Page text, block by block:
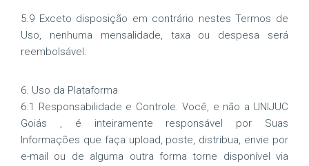
5.9 Exceto disposição em contrário nestes Termos de
Uso, nenhuma mensalidade, taxa ou despesa será
reembolsável.
6. Uso da Plataforma
6.1 Responsabilidade e Controle. Você, e não a UNIJUC
Goiás , é inteiramente responsável por Suas
Informações que faça upload, poste, distribua, envie por
e-mail ou de alguma outra forma torne disponível via